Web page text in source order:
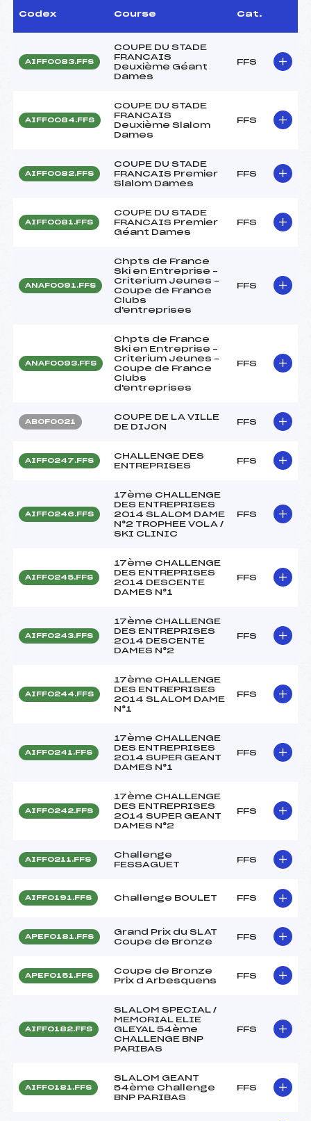
Codex Course Cat.
AIFF0083.FFS
COUPE DU STADE
FRANCAIS
Deuxième Géant
Dames
FFS
AIFF0084.FFS
COUPE DU STADE
FRANCAIS
Deuxième Slalom
Dames
FFS
AIFF0082.FFS
COUPE DU STADE
FRANCAIS Premier
Slalom Dames
FFS
AIFF0081.FFS
COUPE DU STADE
FRANCAIS Premier
Géant Dames
FFS
ANAF0091.FFS
Chpts de France
Ski en Entreprise –
Criterium Jeunes –
Coupe de France
Clubs
d'entreprises
FFS
ANAF0093.FFS
Chpts de France
Ski en Entreprise –
Criterium Jeunes –
Coupe de France
Clubs
d'entreprises
FFS
ABOF0021
COUPE DE LA VILLE
DE DIJON
FFS
AIFF0247.FFS
CHALLENGE DES
ENTREPRISES
FFS
AIFF0246.FFS
17ème CHALLENGE
DES ENTREPRISES
2014 SLALOM DAME
N°2 TROPHEE VOLA /
SKI CLINIC
FFS
AIFF0245.FFS
17ème CHALLENGE
DES ENTREPRISES
2014 DESCENTE
DAMES N°1
FFS
AIFF0243.FFS
17ème CHALLENGE
DES ENTREPRISES
2014 DESCENTE
DAMES N°2
FFS
AIFF0244.FFS
17ème CHALLENGE
DES ENTREPRISES
2014 SLALOM DAME
N°1
FFS
AIFF0241.FFS
17ème CHALLENGE
DES ENTREPRISES
2014 SUPER GEANT
DAMES N°1
FFS
AIFF0242.FFS
17ème CHALLENGE
DES ENTREPRISES
2014 SUPER GEANT
DAMES N°2
FFS
AIFF0211.FFS
Challenge
FESSAGUET
FFS
AIFF0191.FFS Challenge BOULET FFS
APEF0181.FFS
Grand Prix du SLAT
Coupe de Bronze
FFS
APEF0151.FFS
Coupe de Bronze
Prix d Arbesquens
FFS
AIFF0182.FFS
SLALOM SPECIAL /
MEMORIAL ELIE
GLEYAL 54ème
CHALLENGE BNP
PARIBAS
FFS
AIFF0181.FFS
SLALOM GEANT
54ème Challenge
BNP PARIBAS
FFS